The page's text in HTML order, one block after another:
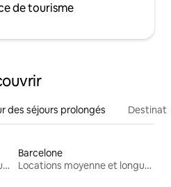
de tourisme
des séjours prolongés
Locations moyenne et longue durée
Barcelone
Locations moyenne et longue durée